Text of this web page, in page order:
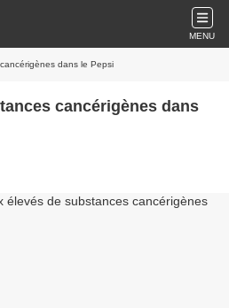
MENU
dans le Pepsi
cancérigènes dans